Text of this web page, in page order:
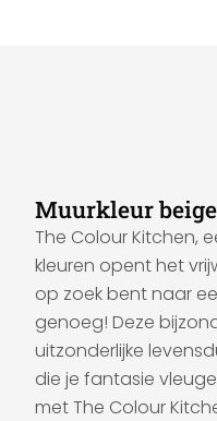
Muurkleur beige
The Colour Kitchen,
kleuren opent het
op zoek bent naar
genoeg! Deze
uitzonderlijke
die je fantasie
met The Colour